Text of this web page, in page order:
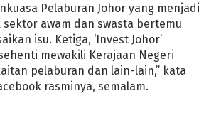
Pelaburan Johor yang menjadi
awam dan swasta bertemu
isu. Ketiga, ‘Invest Johor’
mewakili Kerajaan Negeri
pelaburan dan lain-lain,” kata
rasminya, semalam.